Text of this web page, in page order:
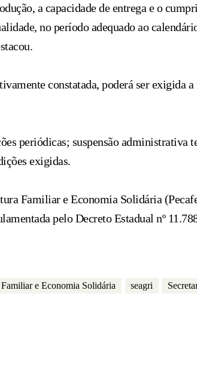
a capacidade de entrega e o
no período adequado ao
constatada, poderá ser exigida a
periódicas; suspensão administrativa
exigidas.
Familiar e Economia Solidária
pelo Decreto Estadual nº
e Economia Solidária seagri